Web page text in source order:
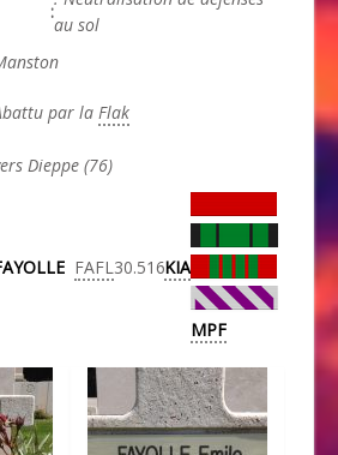
:
au sol
par la Flak
Dieppe (76)
FAFL 30.516KIA
MPF